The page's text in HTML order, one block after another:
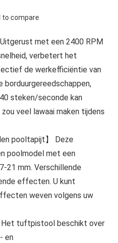
to compare
met een 2400 RPM
verbetert het
de werkefficiëntie van
borduurgereedschappen,
steken/seconde kan
veel lawaai maken tijdens
pooltapijt】 Deze
poolmodel met een
21 mm. Verschillende
effecten. U kunt
weven volgens uw
Het tuftpistool beschikt over
en